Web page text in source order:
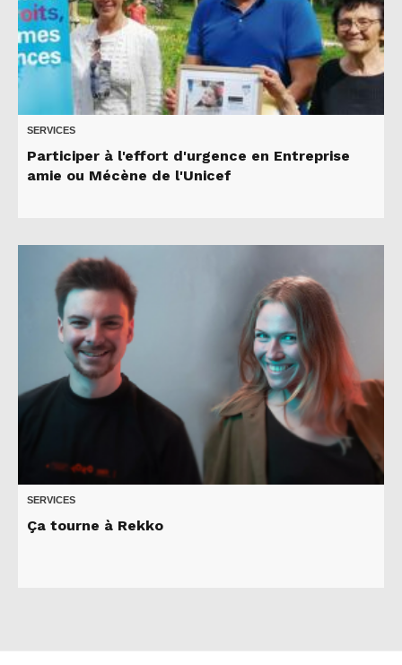
SERVICES
Participer à l'effort d'urgence en Entreprise
amie ou Mécène de l'Unicef
SERVICES
Ça tourne à Rekko